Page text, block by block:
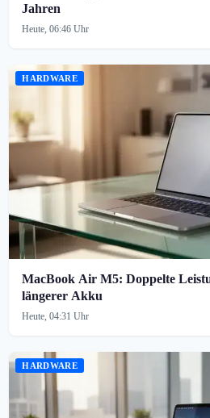
Jahren
Heute, 06:46 Uhr
HARDWARE
MacBook Air M5: Doppelte
längerer Akku
Heute, 04:31 Uhr
HARDWARE